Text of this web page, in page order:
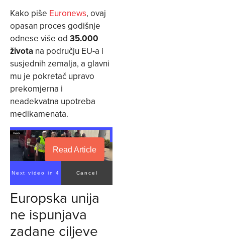
Kako piše Euronews, ovaj
opasan proces godišnje
odnese više od 35.000
života na području EU-a i
susjednih zemalja, a glavni
mu je pokretač upravo
prekomjerna i
neadekvatna upotreba
medikamenata.
Read Article
Next video in 3 Cancel
Europska unija
ne ispunjava
zadane ciljeve